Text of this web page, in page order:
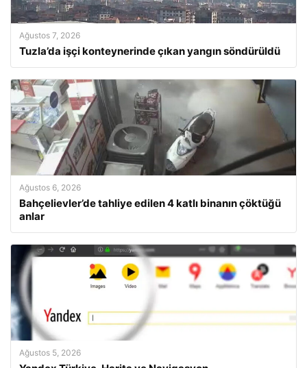
Ağustos 7, 2026
Tuzla’da işçi konteynerinde çıkan yangın söndürüldü
Ağustos 6, 2026
Bahçelievler’de tahliye edilen 4 katlı binanın çöktüğü
anlar
Ağustos 5, 2026